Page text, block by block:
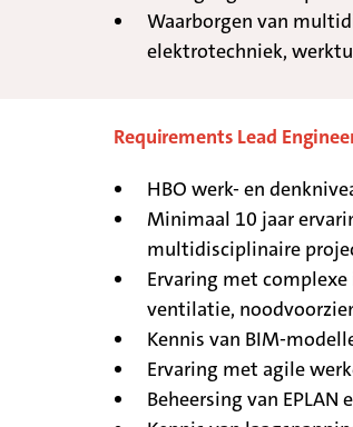
Waarborgen van
elektrotechniek,
Requirements Lead
HBO werk- en
Minimaal 10 jaar
multidisciplinaire
Ervaring met
ventilatie,
Kennis van BIM-
Ervaring met agile
Beheersing van